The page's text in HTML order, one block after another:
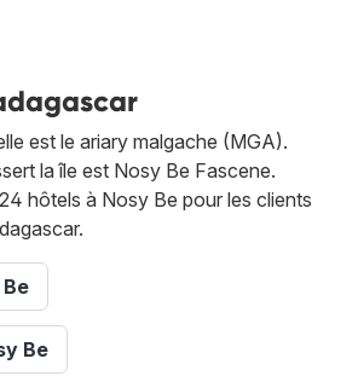
est le ariary malgache (MGA).
la île est Nosy Be Fascene.
hôtels à Nosy Be pour les clients
Be